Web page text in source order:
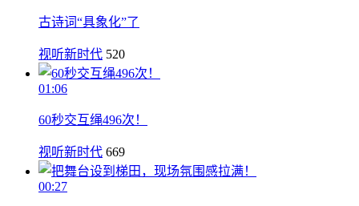
古诗词“具象化”了
视听新时代 520
01:06
60秒交互绳496次！
视听新时代 669
00:27